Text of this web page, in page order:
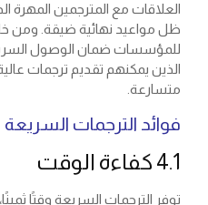
العلاقات مع المترجمين المهرة
ظل مواعيد نهائية ضيقة. ومن
للمؤسسات ضمان الوصول
الذين يمكنهم تقديم ترجمات
متسارعة.
فوائد الترجمات السريعة
4.1 كفاءة الوقت
توفر الترجمات السريعة وقتًا